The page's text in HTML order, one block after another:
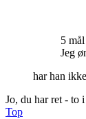
5
Jeg
har han
Jo, du har ret - to
Top